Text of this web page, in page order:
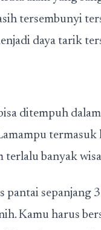
tersembunyi
daya tarik
ditempuh
termasuk
terlalu banyak
sepanjang
Kamu harus